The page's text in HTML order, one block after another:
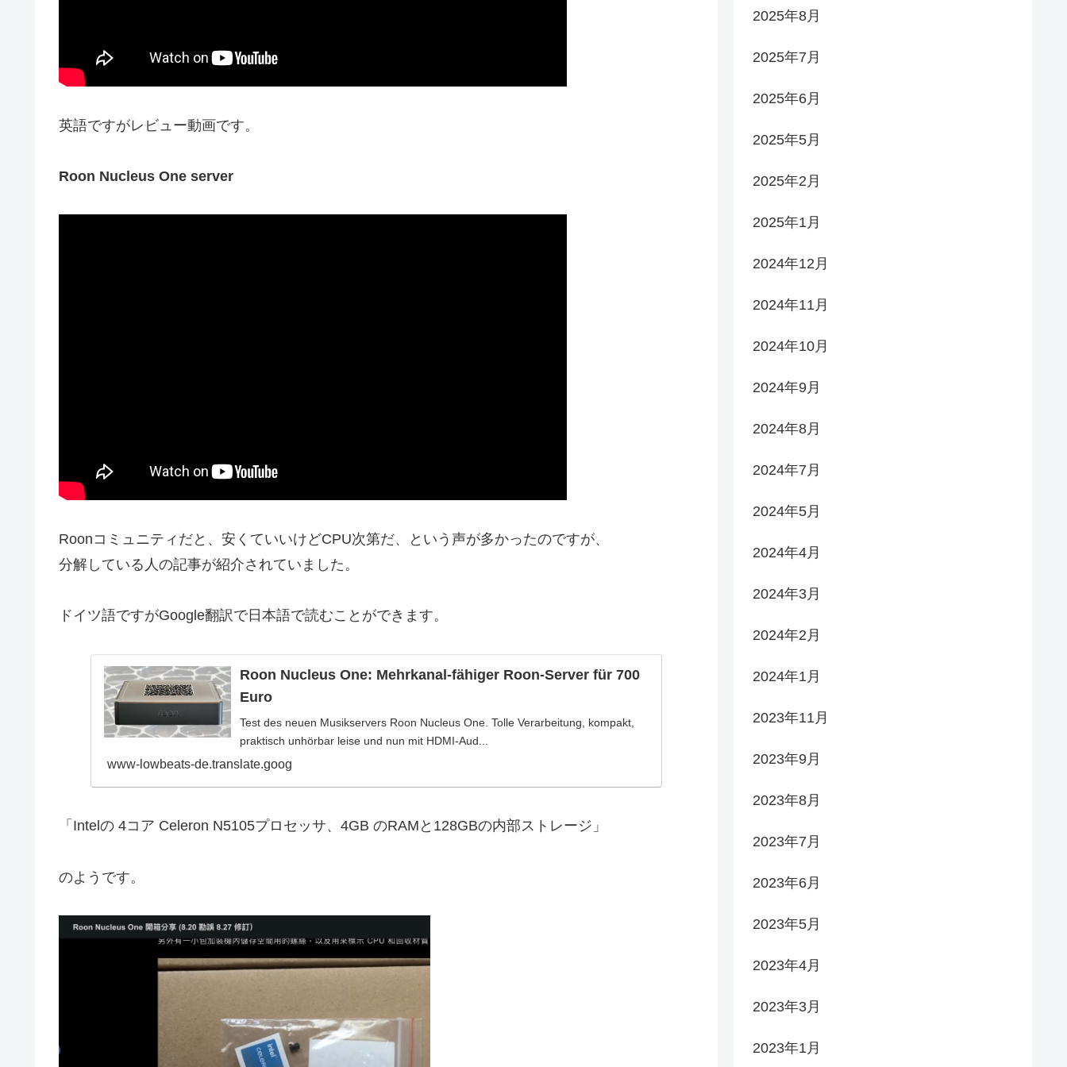
英語ですがレビュー動画です。
Roon Nucleus One server
Roonコミュニティだと、安くていいけどCPU次第だ、という声が多かったのですが、
分解している人の記事が紹介されていました。
ドイツ語ですがGoogle翻訳で日本語で読むことができます。
Roon Nucleus One: Mehrkanal-fähiger Roon-Server für 700
Euro
Test des neuen Musikservers Roon Nucleus One. Tolle Verarbeitung, kompakt,
praktisch unhörbar leise und nun mit HDMI-Aud...
www-lowbeats-de.translate.goog
「Intelの 4コア Celeron N5105プロセッサ、4GB のRAMと128GBの内部ストレージ」
のようです。
2025年8月
2025年7月
2025年6月
2025年5月
2025年2月
2025年1月
2024年12月
2024年11月
2024年10月
2024年9月
2024年8月
2024年7月
2024年5月
2024年4月
2024年3月
2024年2月
2024年1月
2023年11月
2023年9月
2023年8月
2023年7月
2023年6月
2023年5月
2023年4月
2023年3月
2023年1月